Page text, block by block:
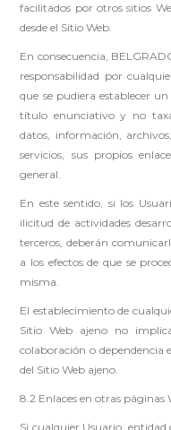
facilitados por otros sitios
desde el Sitio Web.
En consecuencia,
responsabilidad por
que se pudiera establecer
título enunciativo y no
datos, información,
servicios, sus propios
general.
En este sentido, si los
ilicitud de actividades
terceros, deberán
a los efectos de que se
misma.
El establecimiento de
Sitio Web ajeno no
colaboración o dependencia
del Sitio Web ajeno.
8.2 Enlaces en otras páginas
Si cualquier Usuario,